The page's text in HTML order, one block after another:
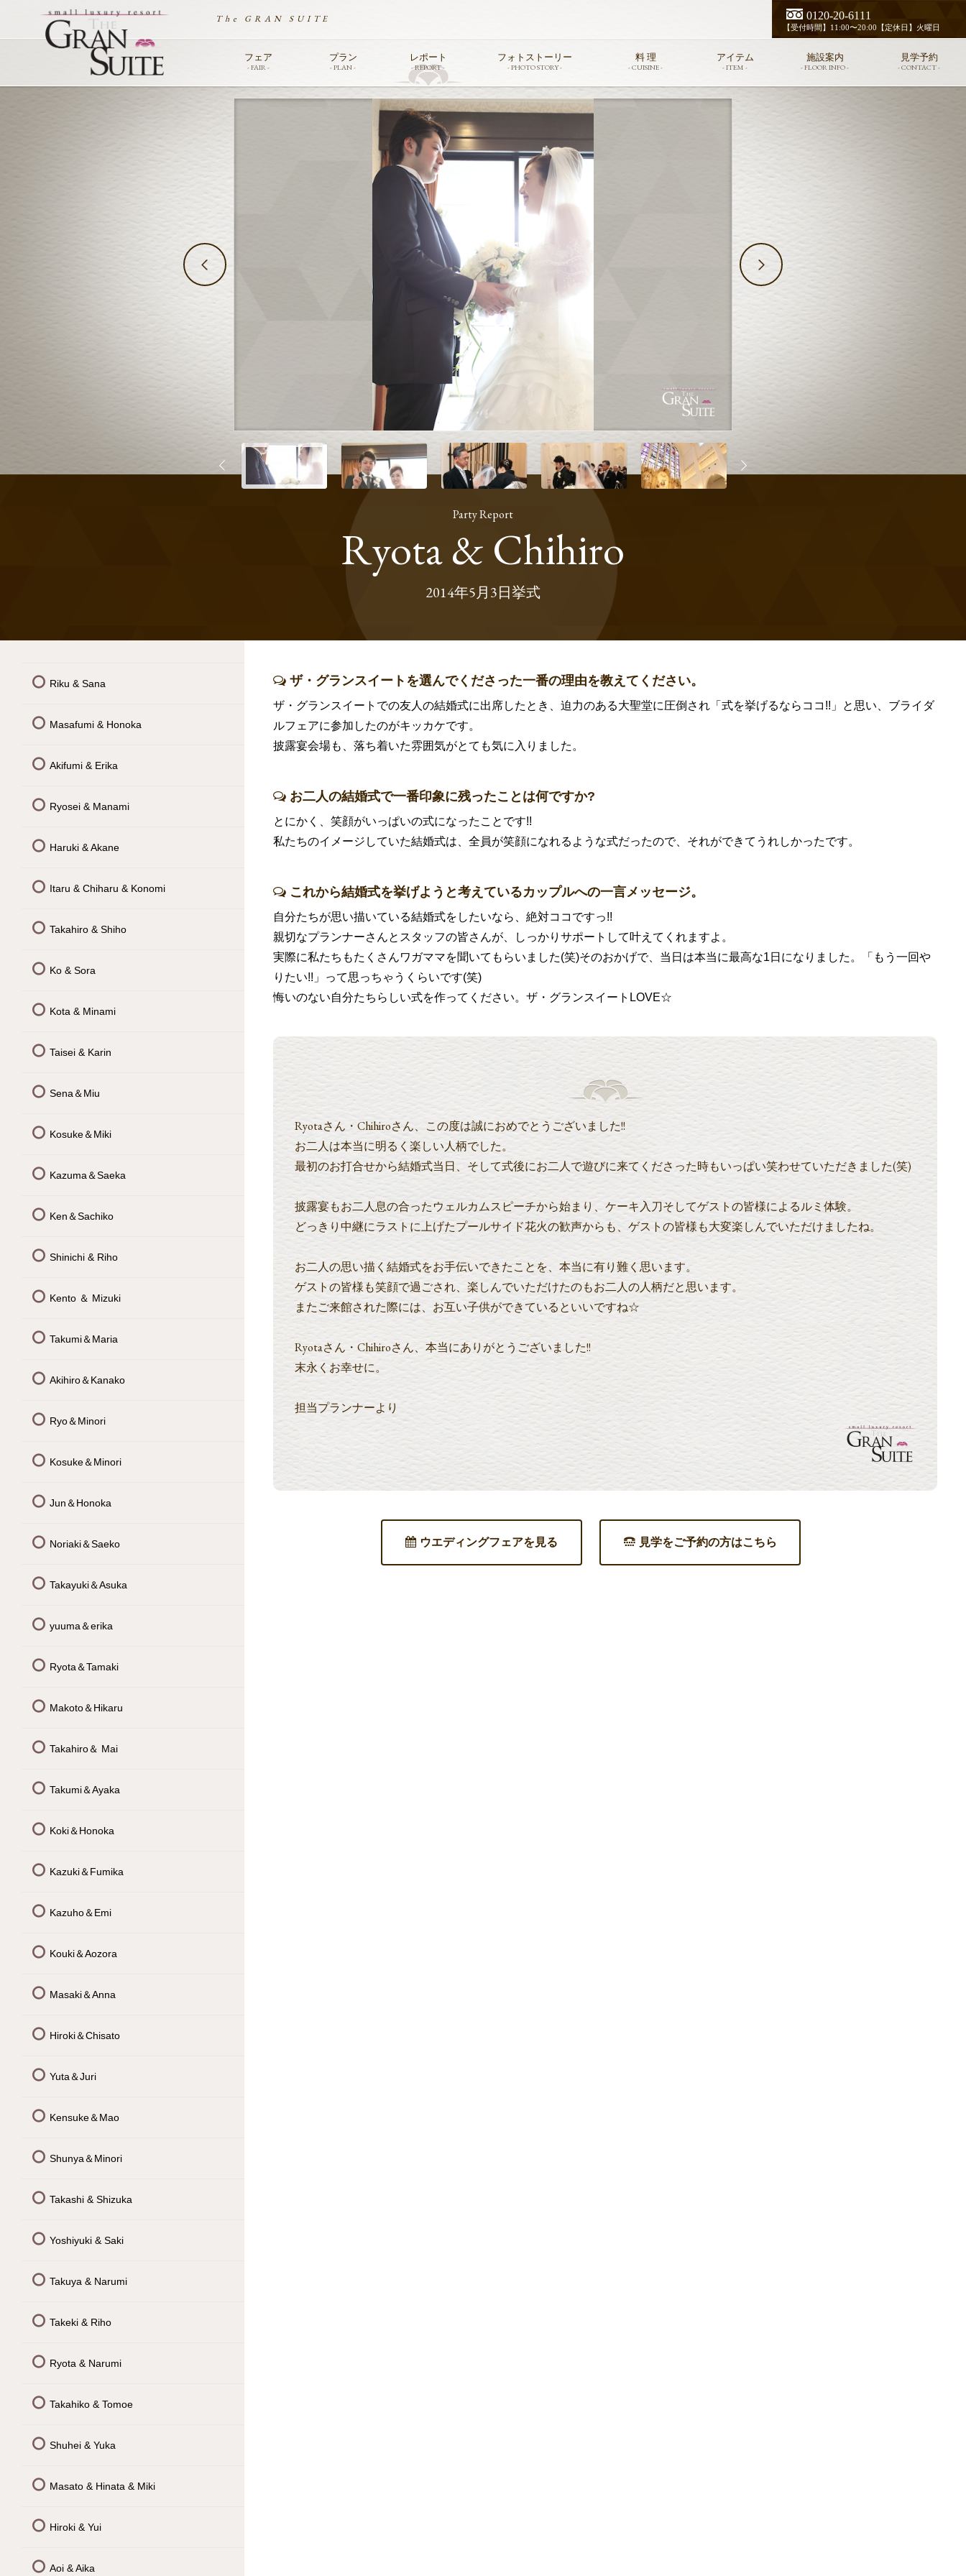
The GRAN SUITE 0120-20-6111
【受付時間】11:00〜20:00【定休日】火曜日
フェア
- FAIR -
プラン
- PLAN -
レポート
- REPORT -
フォトストーリー
- PHOTO STORY -
料 理
- CUISINE -
アイテム
- ITEM -
施設案内
- FLOOR INFO -
見学予約
- CONTACT -
Party Report
Ryota & Chihiro
2014年5月3日挙式
ザ・グランスイートを選んでくださった一番の理由を教えてください。
ザ・グランスイートでの友人の結婚式に出席したとき、迫力のある大聖堂に圧倒され「式を挙げるならココ!!」と思い、ブライダ
ルフェアに参加したのがキッカケです。
披露宴会場も、落ち着いた雰囲気がとても気に入りました。
お二人の結婚式で一番印象に残ったことは何ですか?
とにかく、笑顔がいっぱいの式になったことです!!
私たちのイメージしていた結婚式は、全員が笑顔になれるような式だったので、それができてうれしかったです。
これから結婚式を挙げようと考えているカップルへの一言メッセージ。
自分たちが思い描いている結婚式をしたいなら、絶対ココですっ!!
親切なプランナーさんとスタッフの皆さんが、しっかりサポートして叶えてくれますよ。
実際に私たちもたくさんワガママを聞いてもらいました(笑)そのおかげで、当日は本当に最高な1日になりました。「もう一回や
りたい!!」って思っちゃうくらいです(笑)
悔いのない自分たちらしい式を作ってください。ザ・グランスイートLOVE☆
Ryotaさん・Chihiroさん、この度は誠におめでとうございました!!
お二人は本当に明るく楽しい人柄でした。
最初のお打合せから結婚式当日、そして式後にお二人で遊びに来てくださった時もいっぱい笑わせていただきました(笑)
披露宴もお二人息の合ったウェルカムスピーチから始まり、ケーキ入刀そしてゲストの皆様によるルミ体験。
どっきり中継にラストに上げたプールサイド花火の歓声からも、ゲストの皆様も大変楽しんでいただけましたね。
お二人の思い描く結婚式をお手伝いできたことを、本当に有り難く思います。
ゲストの皆様も笑顔で過ごされ、楽しんでいただけたのもお二人の人柄だと思います。
またご来館された際には、お互い子供ができているといいですね☆
Ryotaさん・Chihiroさん、本当にありがとうございました!!
末永くお幸せに。
担当プランナーより
ウエディングフェアを見る 見学をご予約の方はこちら
Riku & Sana
Masafumi & Honoka
Akifumi & Erika
Ryosei & Manami
Haruki & Akane
Itaru & Chiharu & Konomi
Takahiro & Shiho
Ko & Sora
Kota & Minami
Taisei & Karin
Sena＆Miu
Kosuke＆Miki
Kazuma＆Saeka
Ken＆Sachiko
Shinichi & Riho
Kento ＆ Mizuki
Takumi＆Maria
Akihiro＆Kanako
Ryo＆Minori
Kosuke＆Minori
Jun＆Honoka
Noriaki＆Saeko
Takayuki＆Asuka
yuuma＆erika
Ryota＆Tamaki
Makoto＆Hikaru
Takahiro＆ Mai
Takumi＆Ayaka
Koki＆Honoka
Kazuki＆Fumika
Kazuho＆Emi
Kouki＆Aozora
Masaki＆Anna
Hiroki＆Chisato
Yuta＆Juri
Kensuke＆Mao
Shunya＆Minori
Takashi & Shizuka
Yoshiyuki & Saki
Takuya & Narumi
Takeki & Riho
Ryota & Narumi
Takahiko & Tomoe
Shuhei & Yuka
Masato & Hinata & Miki
Hiroki & Yui
Aoi & Aika